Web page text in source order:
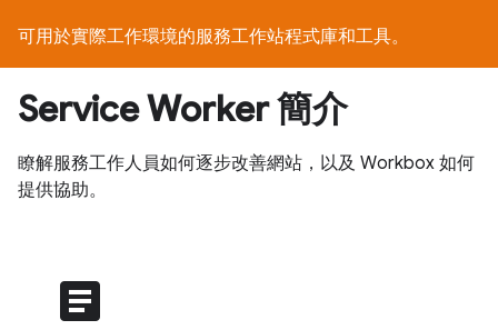
可用於實際工作環境的服務工作站程式庫和工具。
Service Worker 簡介
瞭解服務工作人員如何逐步改善網站，以及 Workbox 如何
提供協助。
article